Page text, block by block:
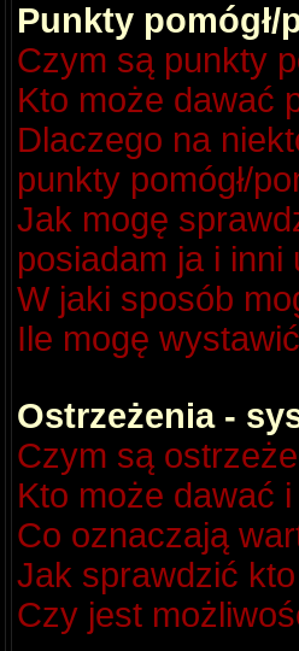
Punkty pomógł/
Czym są punkty
Kto może dawać
Dlaczego na
punkty pomógł/
Jak mogę
posiadam ja i inni
W jaki sposób
Ile mogę
Ostrzeżenia -
Czym są
Kto może dawać
Co oznaczają
Jak sprawdzić
Czy jest